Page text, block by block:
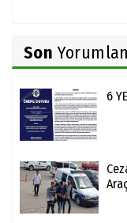
Son
6